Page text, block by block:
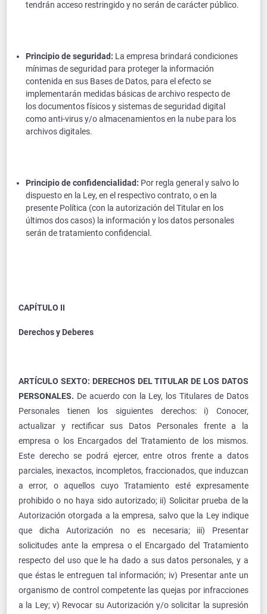
tendrán acceso restringido y no serán de carácter público.
Principio de seguridad: La empresa brindará condiciones
mínimas de seguridad para proteger la información
contenida en sus Bases de Datos, para el efecto se
implementarán medidas básicas de archivo respecto de
los documentos físicos y sistemas de seguridad digital
como anti-virus y/o almacenamientos en la nube para los
archivos digitales.
Principio de confidencialidad: Por regla general y salvo lo
dispuesto en la Ley, en el respectivo contrato, o en la
presente Política (con la autorización del Titular en los
últimos dos casos) la información y los datos personales
serán de tratamiento confidencial.
CAPÍTULO II
Derechos y Deberes
ARTÍCULO SEXTO: DERECHOS DEL TITULAR DE LOS DATOS
PERSONALES. De acuerdo con la Ley, los Titulares de Datos
Personales tienen los siguientes derechos: i) Conocer,
actualizar y rectificar sus Datos Personales frente a la
empresa o los Encargados del Tratamiento de los mismos.
Este derecho se podrá ejercer, entre otros frente a datos
parciales, inexactos, incompletos, fraccionados, que induzcan
a error, o aquellos cuyo Tratamiento esté expresamente
prohibido o no haya sido autorizado; ii) Solicitar prueba de la
Autorización otorgada a la empresa, salvo que la Ley indique
que dicha Autorización no es necesaria; iii) Presentar
solicitudes ante la empresa o el Encargado del Tratamiento
respecto del uso que le ha dado a sus datos personales, y a
que éstas le entreguen tal información; iv) Presentar ante un
organismo de control competente las quejas por infracciones
a la Ley; v) Revocar su Autorización y/o solicitar la supresión